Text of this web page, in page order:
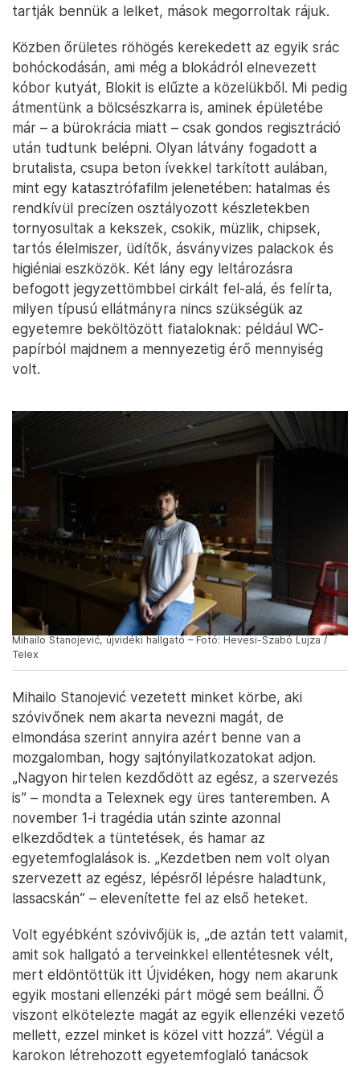
tartják bennük a lelket, mások megorroltak rájuk.
Közben őrületes röhögés kerekedett az egyik srác
bohóckodásán, ami még a blokádról elnevezett
kóbor kutyát, Blokit is elűzte a közelükből. Mi pedig
átmentünk a bölcsészkarra is, aminek épületébe
már – a bürokrácia miatt – csak gondos regisztráció
után tudtunk belépni. Olyan látvány fogadott a
brutalista, csupa beton ívekkel tarkított aulában,
mint egy katasztrófafilm jelenetében: hatalmas és
rendkívül precízen osztályozott készletekben
tornyosultak a kekszek, csokik, müzlik, chipsek,
tartós élelmiszer, üdítők, ásványvizes palackok és
higiéniai eszközök. Két lány egy leltározásra
befogott jegyzettömbbel cirkált fel-alá, és felírta,
milyen típusú ellátmányra nincs szükségük az
egyetemre beköltözött fiataloknak: például WC-
papírból majdnem a mennyezetig érő mennyiség
volt.
Mihailo Stanojević, újvidéki hallgató – Fotó: Hevesi-Szabó Lujza /
Telex
Mihailo Stanojević vezetett minket körbe, aki
szóvivőnek nem akarta nevezni magát, de
elmondása szerint annyira azért benne van a
mozgalomban, hogy sajtónyilatkozatokat adjon.
„Nagyon hirtelen kezdődött az egész, a szervezés
is” – mondta a Telexnek egy üres tanteremben. A
november 1-i tragédia után szinte azonnal
elkezdődtek a tüntetések, és hamar az
egyetemfoglalások is. „Kezdetben nem volt olyan
szervezett az egész, lépésről lépésre haladtunk,
lassacskán” – elevenítette fel az első heteket.
Volt egyébként szóvivőjük is, „de aztán tett valamit,
amit sok hallgató a terveinkkel ellentétesnek vélt,
mert eldöntöttük itt Újvidéken, hogy nem akarunk
egyik mostani ellenzéki párt mögé sem beállni. Ő
viszont elkötelezte magát az egyik ellenzéki vezető
mellett, ezzel minket is közel vitt hozzá”. Végül a
karokon létrehozott egyetemfoglaló tanácsok